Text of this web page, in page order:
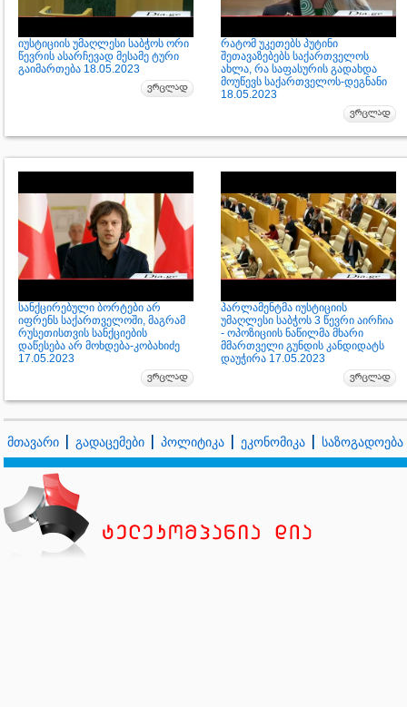
იუსტიციის უმაღლესი საბჭოს ორი
წევრის ასარჩევად მესამე ტური
გაიმართება 18.05.2023
რატომ უკეთებს პუტინი
შეთავაზებებს საქართველოს
ახლა, რა საფასურის გადახდა
მოუწევს საქართველოს-დეგნანი
18.05.2023
სანქცირებული ბორტები არ
იფრენს საქართველოში, მაგრამ
რუსეთისთვის სანქციების
დაწესება არ მოხდება-კობახიძე
17.05.2023
პარლამენტმა იუსტიციის
უმაღლესი საბჭოს 3 წევრი აირჩია
- ოპოზიციის ნაწილმა მხარი
მმართველი გუნდის კანდიდატს
დაუჭირა 17.05.2023
მთავარი გადაცემები პოლიტიკა ეკონომიკა საზოგადოება